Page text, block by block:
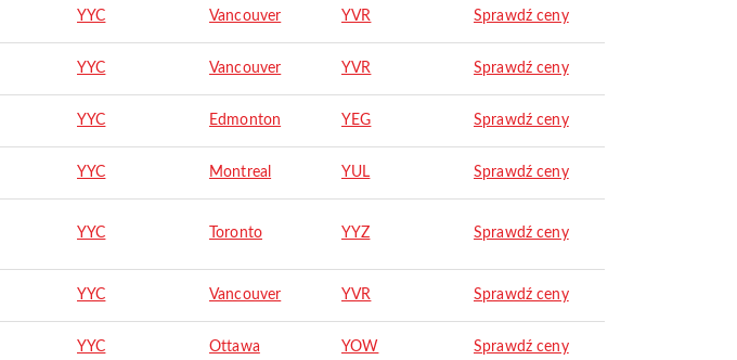
YYC Vancouver YVR Sprawdź ceny
YYC Vancouver YVR Sprawdź ceny
YYC Edmonton YEG Sprawdź ceny
YYC Montreal YUL Sprawdź ceny
YYC Toronto YYZ Sprawdź ceny
YYC Vancouver YVR Sprawdź ceny
YYC Ottawa YOW Sprawdź ceny